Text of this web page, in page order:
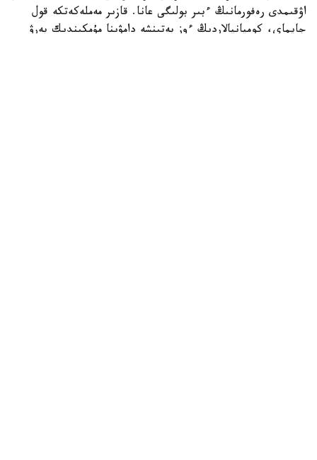
اۋقىمدى رەفورمانىڭ ءبىر بولىگى عانا. قازىر مەملەكەتكە قول
جايماي، كومپانيالاردىڭ ءوز بەتىنشە دامۋىنا مۇمكىندىك بەرۋ